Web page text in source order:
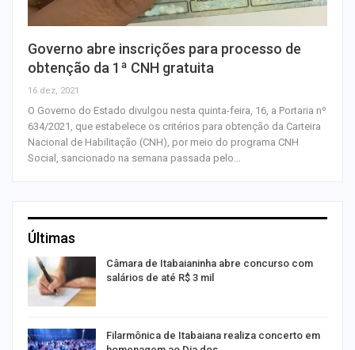
Governo abre inscrições para processo de
obtenção da 1ª CNH gratuita
16 dez, 2021
O Governo do Estado divulgou nesta quinta-feira, 16, a Portaria nº
634/2021, que estabelece os critérios para obtenção da Carteira
Nacional de Habilitação (CNH), por meio do programa CNH
Social, sancionado na semana passada pelo…
Últimas
Câmara de Itabaianinha abre concurso com
salários de até R$ 3 mil
Filarmônica de Itabaiana realiza concerto em